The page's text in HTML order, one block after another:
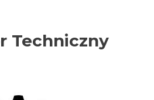
Techniczny